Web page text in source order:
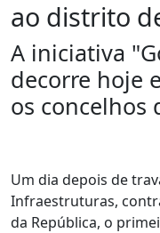
ao distrito
A iniciativa
decorre hoje
os concelhos
Um dia depois de
Infraestruturas,
da República, o